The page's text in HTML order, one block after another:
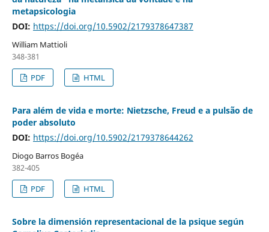
metapsicologia
DOI: https://doi.org/10.5902/2179378647387
William Mattioli
348-381
PDF
HTML
Para além de vida e morte: Nietzsche, Freud e a pulsão de
poder absoluto
DOI: https://doi.org/10.5902/2179378644262
Diogo Barros Bogéa
382-405
PDF
HTML
Sobre la dimensión representacional de la psique según